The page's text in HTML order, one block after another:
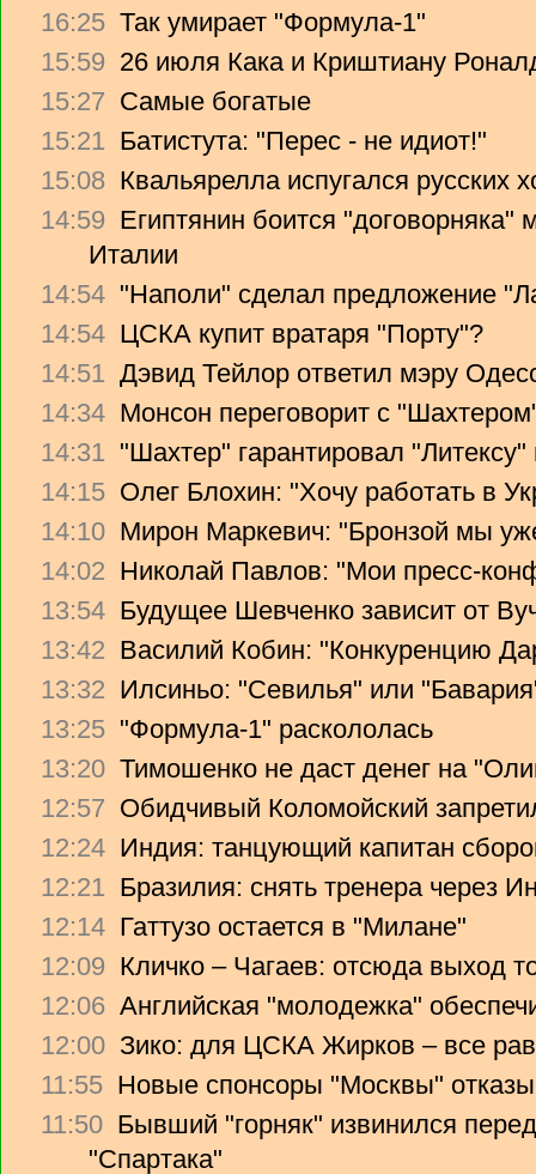
16:25 Так умирает "Формула-1"
15:59 26 июля Кака и Криштиану
15:27 Самые богатые
15:21 Батистута: "Перес - не идиот!"
15:08 Квальярелла испугался русских
14:59 Египтянин боится
Италии
14:54 "Наполи" сделал предложение
14:54 ЦСКА купит вратаря "Порту"?
14:51 Дэвид Тейлор ответил мэру
14:34 Монсон переговорит с
14:31 "Шахтер" гарантировал
14:15 Олег Блохин: "Хочу работать в
14:10 Мирон Маркевич: "Бронзой мы
14:02 Николай Павлов: "Мои пресс-
13:54 Будущее Шевченко зависит от
13:42 Василий Кобин: "Конкуренцию
13:32 Илсиньо: "Севилья" или
13:25 "Формула-1" раскололась
13:20 Тимошенко не даст денег на
12:57 Обидчивый Коломойский
12:24 Индия: танцующий капитан
12:21 Бразилия: снять тренера через
12:14 Гаттузо остается в "Милане"
12:09 Кличко – Чагаев: отсюда выход
12:06 Английская "молодежка"
12:00 Зико: для ЦСКА Жирков – все
11:55 Новые спонсоры "Москвы"
11:50 Бывший "горняк" извинился
"Спартака"